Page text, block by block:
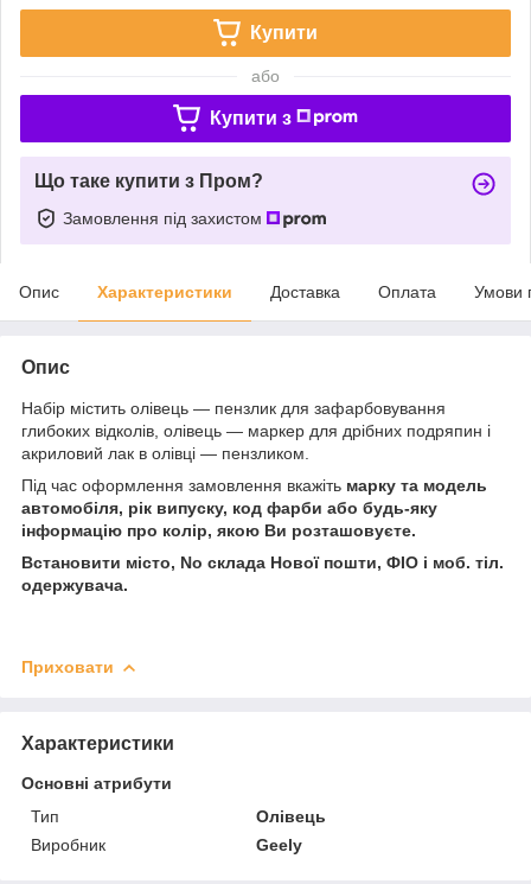
Купити
або
Купити з
Що таке купити з Пром?
Замовлення під захистом
Опис Характеристики Доставка Оплата Умови
Опис
Набір містить олівець — пензлик для зафарбовування
глибоких відколів, олівець — маркер для дрібних подряпин і
акриловий лак в олівці — пензликом.
Під час оформлення замовлення вкажіть марку та модель
автомобіля, рік випуску, код фарби або будь-яку
інформацію про колір, якою Ви розташовуєте.
Встановити місто, No склада Нової пошти, ФІО і моб. тіл.
одержувача.
Приховати
Характеристики
Основні атрибути
Тип
Олівець
Виробник
Geely